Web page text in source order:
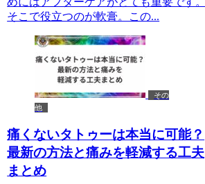
そこで役立つのが軟膏。この...
その
他
痛くないタトゥーは本当に可能？
最新の方法と痛みを軽減する工夫
まとめ